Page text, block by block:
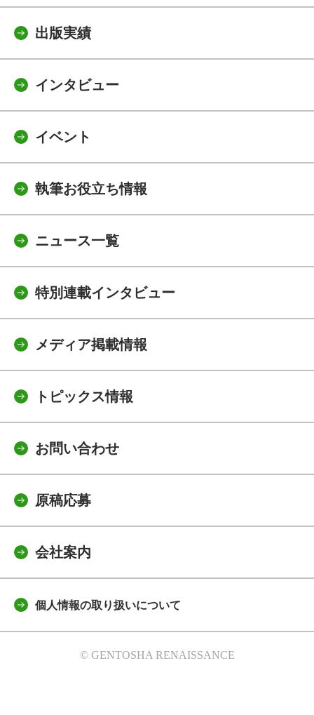
出版実績
インタビュー
イベント
執筆お役立ち情報
ニュース一覧
特別連載インタビュー
メディア掲載情報
トピックス情報
お問い合わせ
原稿応募
会社案内
個人情報の取り扱いについて
© GENTOSHA RENAISSANCE